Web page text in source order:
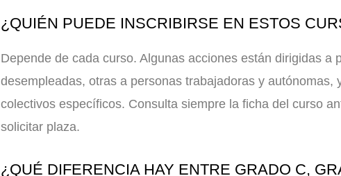
¿QUIÉN PUEDE INSCRIBIRSE EN ESTOS
Depende de cada curso. Algunas acciones están dirigidas a
desempleadas, otras a personas trabajadoras y autónomas,
colectivos específicos. Consulta siempre la ficha del curso
solicitar plaza.
¿QUÉ DIFERENCIA HAY ENTRE GRADO C,